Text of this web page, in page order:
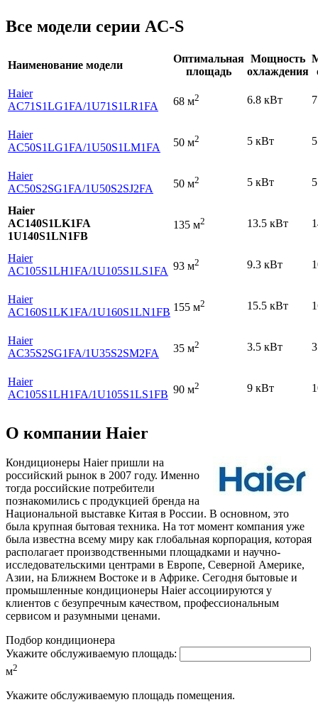
Все модели серии AC-S
Наименование модели
Оптимальная
площадь
Мощность
охлаждения
Haier
AC71S1LG1FA/1U71S1LR1FA 68 м2 6.8 кВт
Haier
AC50S1LG1FA/1U50S1LM1FA 50 м2 5 кВт
Haier
AC50S2SG1FA/1U50S2SJ2FA 50 м2 5 кВт
Haier
AC140S1LK1FA
1U140S1LN1FB
135 м2 13.5 кВт
Haier
AC105S1LH1FA/1U105S1LS1FA 93 м2 9.3 кВт
Haier
AC160S1LK1FA/1U160S1LN1FB 155 м2 15.5 кВт
Haier
AC35S2SG1FA/1U35S2SM2FA 35 м2 3.5 кВт
Haier
AC105S1LH1FA/1U105S1LS1FB 90 м2 9 кВт
О компании Haier
Кондиционеры Haier пришли на
российский рынок в 2007 году. Именно
тогда российские потребители
познакомились с продукцией бренда на
Национальной выставке Китая в России. В основном, это
была крупная бытовая техника. На тот момент компания уже
была известна всему миру как глобальная корпорация, которая
располагает производственными площадками и научно-
исследовательскими центрами в Европе, Северной Америке,
Азии, на Ближнем Востоке и в Африке. Сегодня бытовые и
промышленные кондиционеры Haier ассоциируются у
клиентов с безупречным качеством, профессиональным
сервисом и разумными ценами.
Подбор кондиционера
Укажите обслуживаемую площадь:
м2
Укажите обслуживаемую площадь помещения.